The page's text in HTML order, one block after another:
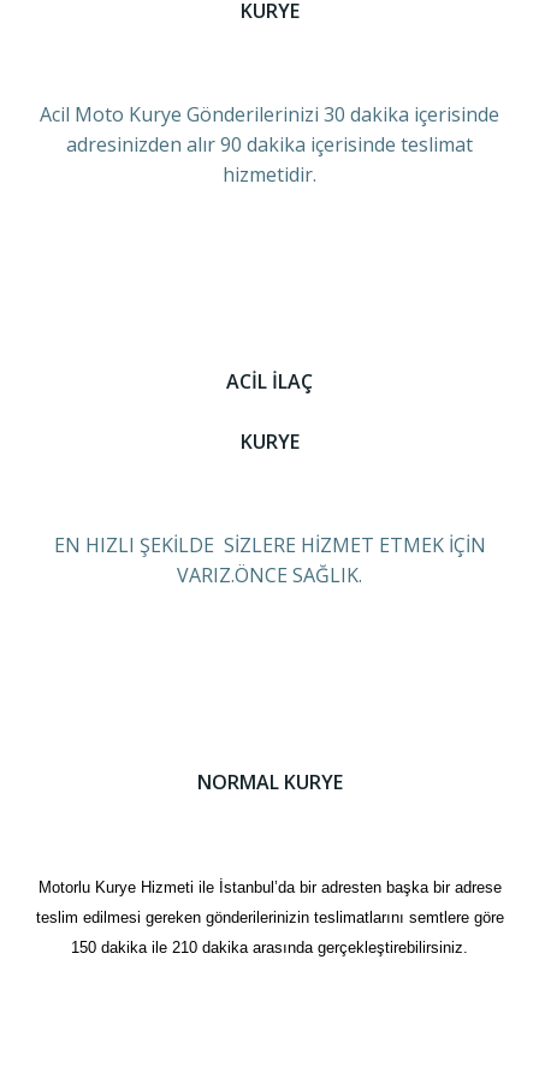
KURYE
Acil Moto Kurye Gönderilerinizi 30 dakika içerisinde
adresinizden alır 90 dakika içerisinde teslimat
hizmetidir.
ACİL İLAÇ
KURYE
EN HIZLI ŞEKİLDE SİZLERE HİZMET ETMEK İÇİN
VARIZ.ÖNCE SAĞLIK.
NORMAL KURYE
Motorlu Kurye Hizmeti ile İstanbul’da bir adresten başka bir adrese
teslim edilmesi gereken gönderilerinizin teslimatlarını semtlere göre
150 dakika ile 210 dakika arasında gerçekleştirebilirsiniz.